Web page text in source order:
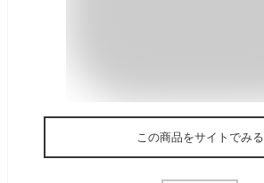
この商品をサイトでみる